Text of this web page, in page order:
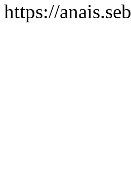
https://